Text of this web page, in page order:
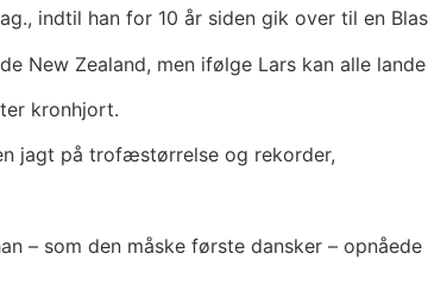
indtil han for 10 år siden gik over til en
New Zealand, men ifølge Lars kan alle
kronhjort.
jagt på trofæstørrelse og rekorder,
– som den måske første dansker –